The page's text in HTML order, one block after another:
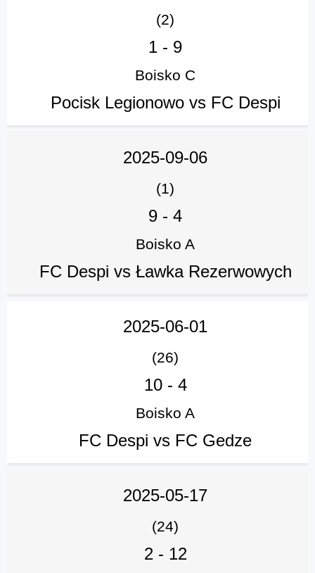
(2)
1 - 9
Boisko C
Pocisk Legionowo vs FC Despi
2025-09-06
(1)
9 - 4
Boisko A
FC Despi vs Ławka Rezerwowych
2025-06-01
(26)
10- 4
Boisko A
FC Despi vs FC Gedze
2025-05-17
(24)
2- 12